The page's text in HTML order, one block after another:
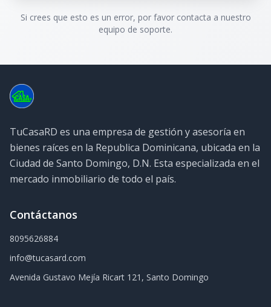
Si crees que esto es un error, por favor contacta a nuestro
equipo de soporte.
TuCasaRD es una empresa de gestión y asesoría en
bienes raíces en la Republica Dominicana, ubicada en la
Ciudad de Santo Domingo, D.N. Esta especializada en el
mercado inmobiliario de todo el país.
Contáctanos
8095626884
info@tucasard.com
Avenida Gustavo Mejía Ricart 121, Santo Domingo